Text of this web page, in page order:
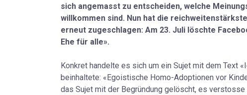
sich angemasst zu entscheiden, welche
willkommen sind. Nun hat die
erneut zugeschlagen: Am 23. Juli löschte
Ehe für alle».
Konkret handelte es sich um ein Sujet mit dem Text
beinhaltete: «Egoistische Homo-Adoptionen vor
das Sujet mit der Begründung gelöscht, es